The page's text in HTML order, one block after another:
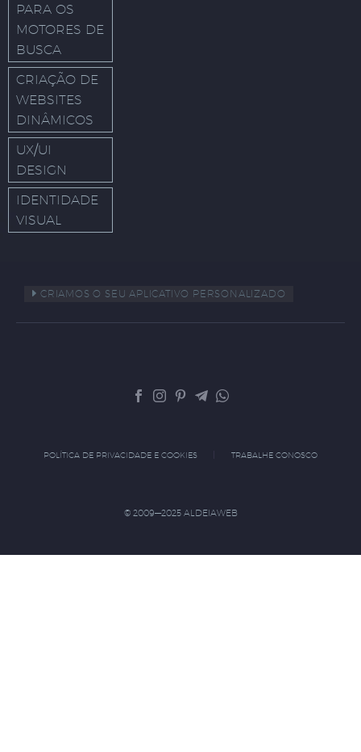
PARA OS
MOTORES DE
BUSCA
CRIAÇÃO DE
WEBSITES
DINÂMICOS
UX/UI
DESIGN
IDENTIDADE
VISUAL
CRIAMOS O SEU APLICATIVO PERSONALIZADO
POLÍTICA DE PRIVACIDADE E COOKIES TRABALHE CONOSCO
© 2009—2025 ALDEIAWEB